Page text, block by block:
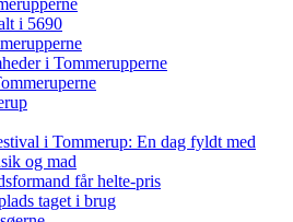
i 5690
i Tommerupperne
i Tommerup: En dag fyldt med
og mad
får helte-pris
taget i brug